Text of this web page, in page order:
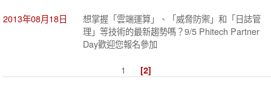
2013年08月18日
想掌握「雲端運算」、「威脅防禦」和「日誌管
理」等技術的最新趨勢嗎？9/5 Phitech Partner
Day歡迎您報名參加
1 [2]